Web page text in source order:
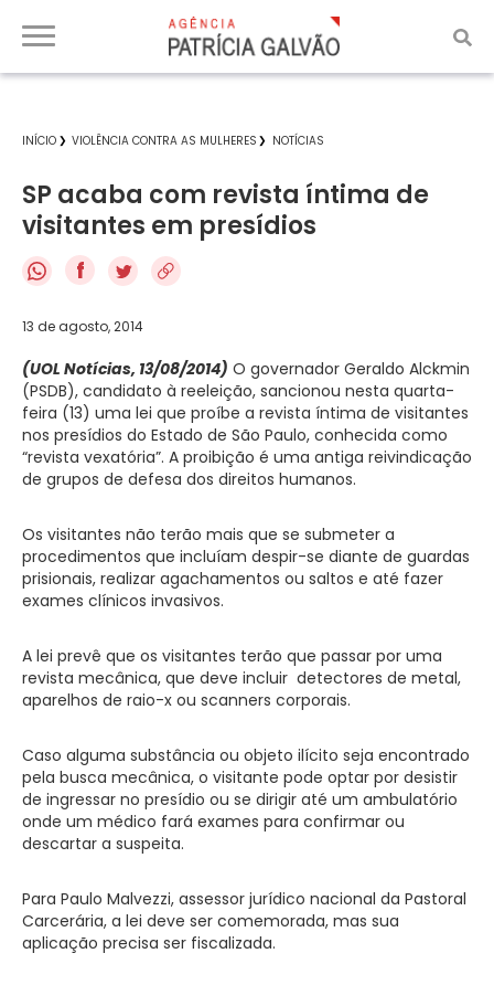
INÍCIO VIOLÊNCIA CONTRA AS MULHERES NOTÍCIAS
SP acaba com revista íntima de
visitantes em presídios
f
13 de agosto, 2014
(UOL Notícias, 13/08/2014) O governador Geraldo Alckmin
(PSDB), candidato à reeleição, sancionou nesta quarta-
feira (13) uma lei que proíbe a revista íntima de visitantes
nos presídios do Estado de São Paulo, conhecida como
“revista vexatória”. A proibição é uma antiga reivindicação
de grupos de defesa dos direitos humanos.
Os visitantes não terão mais que se submeter a
procedimentos que incluíam despir-se diante de guardas
prisionais, realizar agachamentos ou saltos e até fazer
exames clínicos invasivos.
A lei prevê que os visitantes terão que passar por uma
revista mecânica, que deve incluir detectores de metal,
aparelhos de raio-x ou scanners corporais.
Caso alguma substância ou objeto ilícito seja encontrado
pela busca mecânica, o visitante pode optar por desistir
de ingressar no presídio ou se dirigir até um ambulatório
onde um médico fará exames para confirmar ou
descartar a suspeita.
Para Paulo Malvezzi, assessor jurídico nacional da Pastoral
Carcerária, a lei deve ser comemorada, mas sua
aplicação precisa ser fiscalizada.